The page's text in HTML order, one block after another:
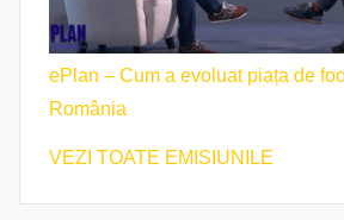
ePlan – Cum a evoluat piața de
România
VEZI TOATE EMISIUNILE